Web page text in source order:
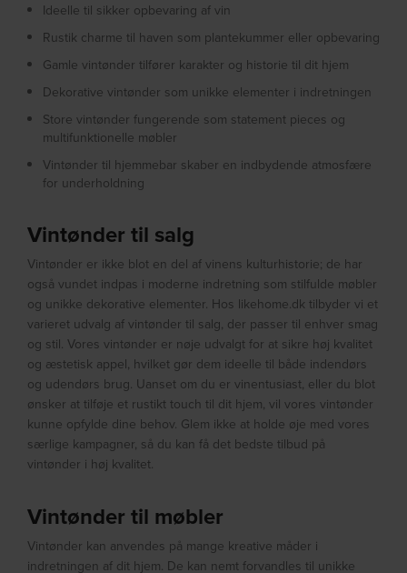
Ideelle til sikker opbevaring af vin
Rustik charme til haven som plantekummer eller opbevaring
Gamle vintønder tilfører karakter og historie til dit hjem
Dekorative vintønder som unikke elementer i indretningen
Store vintønder fungerende som statement pieces og
multifunktionelle møbler
Vintønder til hjemmebar skaber en indbydende atmosfære
for underholdning
Vintønder til salg
Vintønder er ikke blot en del af vinens kulturhistorie; de har
også vundet indpas i moderne indretning som stilfulde møbler
og unikke dekorative elementer. Hos likehome.dk tilbyder vi et
varieret udvalg af vintønder til salg, der passer til enhver smag
og stil. Vores vintønder er nøje udvalgt for at sikre høj kvalitet
og æstetisk appel, hvilket gør dem ideelle til både indendørs
og udendørs brug. Uanset om du er vinentusiast, eller du blot
ønsker at tilføje et rustikt touch til dit hjem, vil vores vintønder
kunne opfylde dine behov. Glem ikke at holde øje med vores
særlige kampagner, så du kan få det bedste tilbud på
vintønder i høj kvalitet.
Vintønder til møbler
Vintønder kan anvendes på mange kreative måder i
indretningen af dit hjem. De kan nemt forvandles til unikke